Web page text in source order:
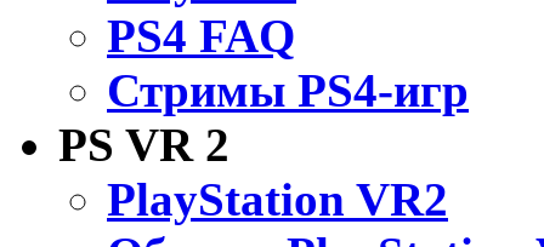
PS4 FAQ
Стримы PS4-игр
PS VR 2
PlayStation VR2